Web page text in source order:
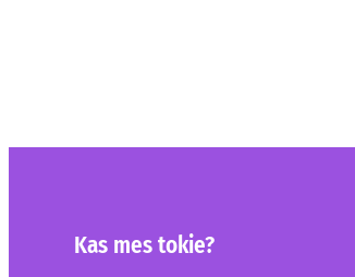
Kas mes tokie?